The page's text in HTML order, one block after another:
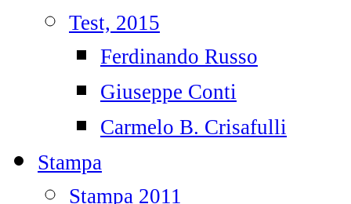
Test, 2015
Ferdinando Russo
Giuseppe Conti
Carmelo B. Crisafulli
Stampa
Stampa 2011